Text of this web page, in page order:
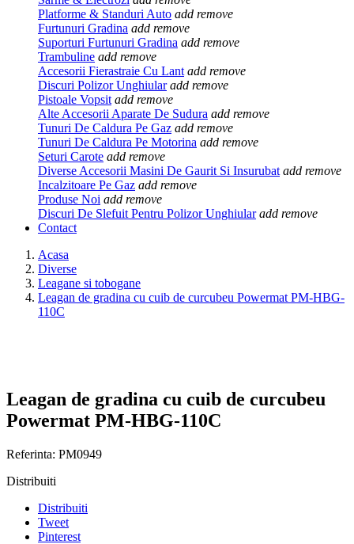
Platforme & Standuri Auto add remove
Furtunuri Gradina add remove
Suporturi Furtunuri Gradina add remove
Trambuline add remove
Accesorii Fierastraie Cu Lant add remove
Discuri Polizor Unghiular add remove
Pistoale Vopsit add remove
Alte Accesorii Aparate De Sudura add remove
Tunuri De Caldura Pe Gaz add remove
Tunuri De Caldura Pe Motorina add remove
Seturi Carote add remove
Diverse Accesorii Masini De Gaurit Si Insurubat add remove
Incalzitoare Pe Gaz add remove
Produse Noi add remove
Discuri De Slefuit Pentru Polizor Unghiular add remove
Contact
Acasa
Diverse
Leagane si tobogane
Leagan de gradina cu cuib de curcubeu Powermat PM-HBG-
110C
Leagan de gradina cu cuib de curcubeu
Powermat PM-HBG-110C
Referinta: PM0949
Distribuiti
Distribuiti
Tweet
Pinterest